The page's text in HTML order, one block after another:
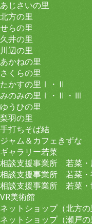
あじさいの里
北方の里
せらの里
久井の里
川辺の里
あかねの里
さくらの里
たかすの里Ⅰ・Ⅱ
みのみの里Ⅰ・Ⅱ・Ⅲ
ゆうひの里
梨羽の里
手打ちそば結
ジャム＆カフェきずな
ギャラリー若菜
相談支援事業所 若菜・
相談支援事業所 若菜・
相談支援事業所 若菜
VR美術館
ネットショップ（北方の
ネットショップ（瀬戸の